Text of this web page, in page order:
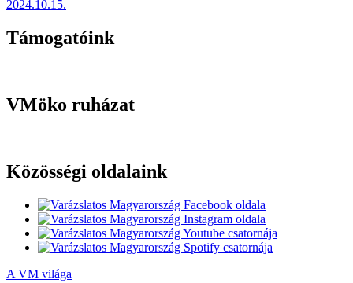
2024.10.15.
Támogatóink
VMöko ruházat
Közösségi oldalaink
A VM világa